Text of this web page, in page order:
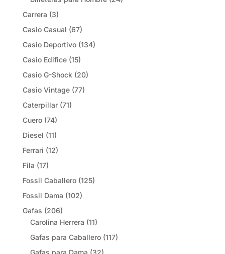
Carrera (3)
Casio Casual (67)
Casio Deportivo (134)
Casio Edifice (15)
Casio G-Shock (20)
Casio Vintage (77)
Caterpillar (71)
Cuero (74)
Diesel (11)
Ferrari (12)
Fila (17)
Fossil Caballero (125)
Fossil Dama (102)
Gafas (206)
Carolina Herrera (11)
Gafas para Caballero (117)